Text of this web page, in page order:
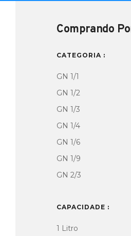
Comprando
CATEGORIA
GN 1/1
GN 1/2
GN 1/3
GN 1/4
GN 1/6
GN 1/9
GN 2/3
CAPACIDADE
1 Litro